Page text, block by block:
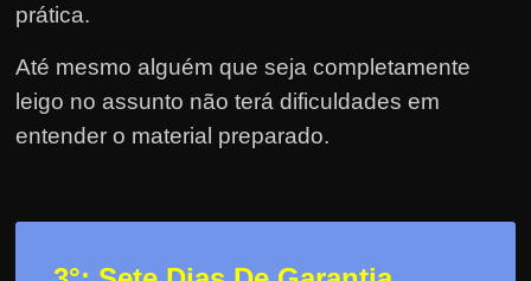
prática.
Até mesmo alguém que seja completamente
leigo no assunto não terá dificuldades em
entender o material preparado.